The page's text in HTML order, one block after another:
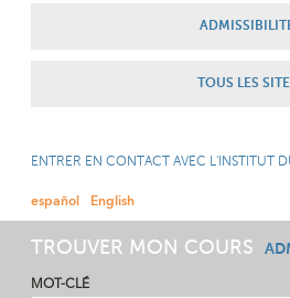
TOUS LES
ENTRER EN CONTACT AVEC L'INSTITUT
español English
TROUVER MON COURS
MOT-CLÉ